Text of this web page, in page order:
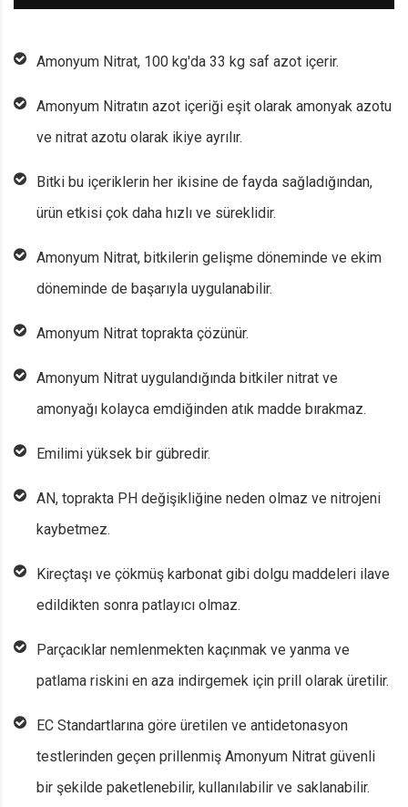
Amonyum Nitrat, 100 kg'da 33 kg saf azot içerir.
Amonyum Nitratın azot içeriği eşit olarak amonyak azotu
ve nitrat azotu olarak ikiye ayrılır.
Bitki bu içeriklerin her ikisine de fayda sağladığından,
ürün etkisi çok daha hızlı ve süreklidir.
Amonyum Nitrat, bitkilerin gelişme döneminde ve ekim
döneminde de başarıyla uygulanabilir.
Amonyum Nitrat toprakta çözünür.
Amonyum Nitrat uygulandığında bitkiler nitrat ve
amonyağı kolayca emdiğinden atık madde bırakmaz.
Emilimi yüksek bir gübredir.
AN, toprakta PH değişikliğine neden olmaz ve nitrojeni
kaybetmez.
Kireçtaşı ve çökmüş karbonat gibi dolgu maddeleri ilave
edildikten sonra patlayıcı olmaz.
Parçacıklar nemlenmekten kaçınmak ve yanma ve
patlama riskini en aza indirgemek için prill olarak üretilir.
EC Standartlarına göre üretilen ve antidetonasyon
testlerinden geçen prillenmiş Amonyum Nitrat güvenli
bir şekilde paketlenebilir, kullanılabilir ve saklanabilir.